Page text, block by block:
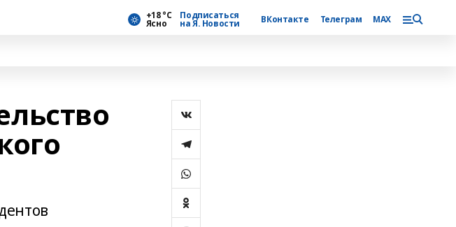
+18 °С
Ясно
Подписаться
на Я. Новости ВКонтакте Телеграм MAX